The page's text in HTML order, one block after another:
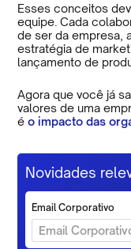
Esses conceitos
equipe. Cada
de ser da empresa,
estratégia de
lançamento de
Agora que você já
valores de uma
éo impacto das
Novidades
Email Corporativo